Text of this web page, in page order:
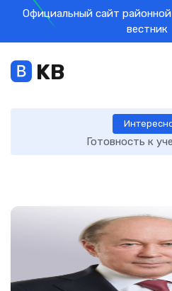
Официальный сайт
вестник
KB
Готовность к